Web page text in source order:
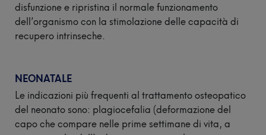
disfunzione e ripristina il normale funzionamento
dell’organismo con la stimolazione delle capacità di
recupero intrinseche.
NEONATALE
Le indicazioni più frequenti al trattamento osteopatico
del neonato sono: plagiocefalia (deformazione del
capo che compare nelle prime settimane di vita, a
Novembre
2026